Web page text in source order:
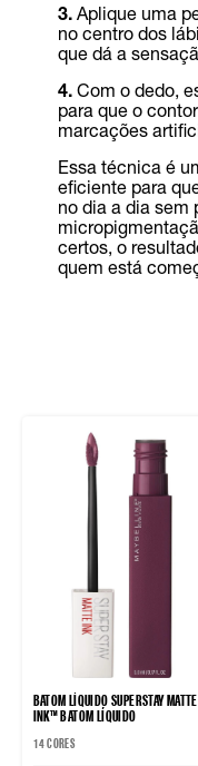
3. Aplique uma
no centro dos
que dá a
4. Com o dedo,
para que o
marcações
Essa técnica é
eficiente para
no dia a dia sem
certos, o
quem está
BATOM LÍQUIDO SUPERSTAY MATTE
INK™ BATOM LÍQUIDO
14 CORES